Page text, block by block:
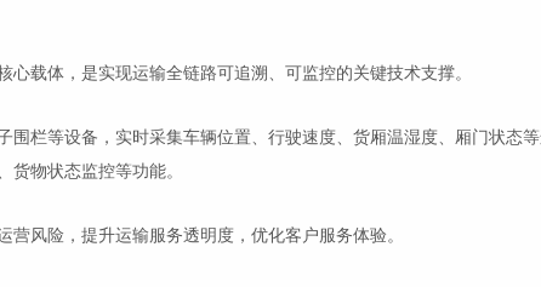
载体，是实现运输全链路可追溯、可监控的关键技术支撑。
围栏等设备，实时采集车辆位置、行驶速度、货厢温湿度、厢门状态
物状态监控等功能。
风险，提升运输服务透明度，优化客户服务体验。